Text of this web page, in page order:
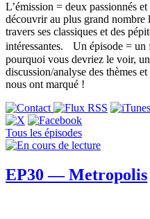
L’émission = deux passionnés
découvrir au plus grand nombre
travers ses classiques et des
intéressantes. Un épisode = un
pourquoi vous devriez le voir,
discussion/analyse des thèmes
nous ont marqué !
Tous les épisodes
EP30 — Metropolis